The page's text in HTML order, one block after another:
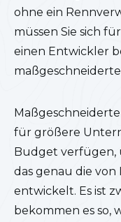
ohne ein
müssen Sie sich
einen Entwickler
für größere
Budget verfügen,
das genau die
entwickelt. Es ist
bekommen es so,